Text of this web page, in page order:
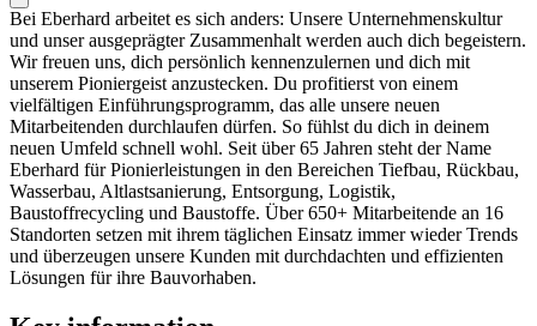
Bei Eberhard arbeitet es sich anders: Unsere Unternehmenskultur
und unser ausgeprägter Zusammenhalt werden auch dich begeistern.
Wir freuen uns, dich persönlich kennenzulernen und dich mit
unserem Pioniergeist anzustecken. Du profitierst von einem
vielfältigen Einführungsprogramm, das alle unsere neuen
Mitarbeitenden durchlaufen dürfen. So fühlst du dich in deinem
neuen Umfeld schnell wohl. Seit über 65 Jahren steht der Name
Eberhard für Pionierleistungen in den Bereichen Tiefbau, Rückbau,
Wasserbau, Altlastsanierung, Entsorgung, Logistik,
Baustoffrecycling und Baustoffe. Über 650+ Mitarbeitende an 16
Standorten setzen mit ihrem täglichen Einsatz immer wieder Trends
und überzeugen unsere Kunden mit durchdachten und effizienten
Lösungen für ihre Bauvorhaben.